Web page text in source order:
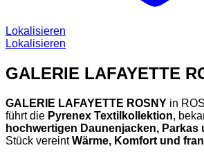
Lokalisieren
Lokalisieren
GALERIE LAFAYETTE
GALERIE LAFAYETTE ROSNY in
führt die Pyrenex Textilkollektion,
hochwertigen Daunenjacken, Parkas
Stück vereintWärme, Komfort und